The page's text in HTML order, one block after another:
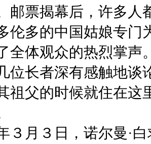
邮票揭幕后，许多人
伦多的中国姑娘专门
全体观众的热烈掌声
位长者深有感触地谈
祖父的时候就住在这
３月３日，诺尔曼·